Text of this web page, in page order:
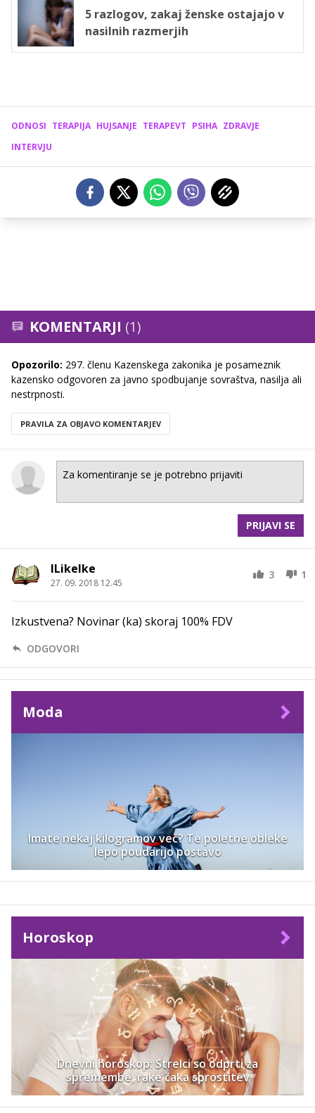
5 razlogov, zakaj ženske ostajajo v
nasilnih razmerjih
ODNOSI TERAPIJA HUJSANJE TERAPEVT PSIHA ZDRAVJE
INTERVJU
KOMENTARJI (1)
Opozorilo: 297. členu Kazenskega zakonika je posameznik
kazensko odgovoren za javno spodbujanje sovraštva, nasilja ali
nestrpnosti.
PRAVILA ZA OBJAVO KOMENTARJEV
PRIJAVI SE
ILikeIke
27. 09. 2018 12.45
3 1
Izkustvena? Novinar (ka) skoraj 100% FDV
ODGOVORI
Moda
Imate nekaj kilogramov več? Te poletne obleke
lepo poudarijo postavo
Horoskop
Dnevni horoskop: Strelci so odprti za
spremembe, rake čaka sprostitev